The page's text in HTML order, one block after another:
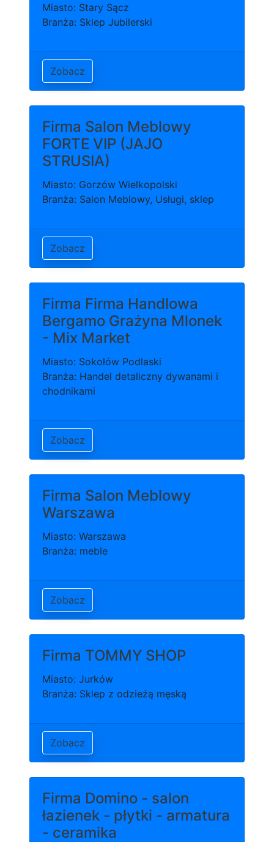
Miasto: Stary Sącz
Branża: Sklep Jubilerski
Zobacz
Firma Salon Meblowy
FORTE VIP (JAJO
STRUSIA)
Miasto: Gorzów Wielkopolski
Branża: Salon Meblowy, Usługi, sklep
Zobacz
Firma Firma Handlowa
Bergamo Grażyna Mlonek
- Mix Market
Miasto: Sokołów Podlaski
Branża: Handel detaliczny dywanami i
chodnikami
Zobacz
Firma Salon Meblowy
Warszawa
Miasto: Warszawa
Branża: meble
Zobacz
Firma TOMMY SHOP
Miasto: Jurków
Branża: Sklep z odzieżą męską
Zobacz
Firma Domino - salon
łazienek - płytki - armatura
- ceramika